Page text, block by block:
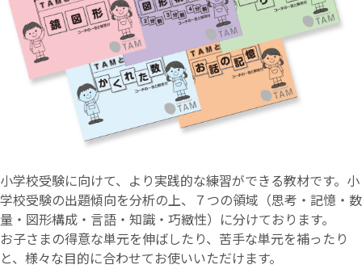
小学校受験に向けて、より実践的な練習ができる教材です。小
学校受験の出題傾向を分析の上、７つの領域（思考・記憶・数
量・図形構成・言語・知識・巧緻性）に分けております。
お子さまの得意な単元を伸ばしたり、苦手な単元を補ったり
と、様々な目的に合わせてお使いいただけます。